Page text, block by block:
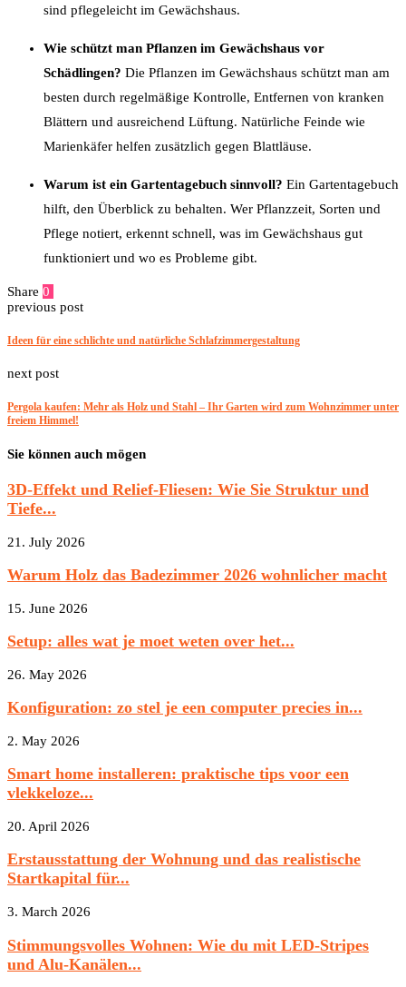
sind pflegeleicht im Gewächshaus.
Wie schützt man Pflanzen im Gewächshaus vor
Schädlingen? Die Pflanzen im Gewächshaus schützt man am
besten durch regelmäßige Kontrolle, Entfernen von kranken
Blättern und ausreichend Lüftung. Natürliche Feinde wie
Marienkäfer helfen zusätzlich gegen Blattläuse.
Warum ist ein Gartentagebuch sinnvoll? Ein Gartentagebuch
hilft, den Überblick zu behalten. Wer Pflanzzeit, Sorten und
Pflege notiert, erkennt schnell, was im Gewächshaus gut
funktioniert und wo es Probleme gibt.
Share 0
previous post
Ideen für eine schlichte und natürliche Schlafzimmergestaltung
next post
Pergola kaufen: Mehr als Holz und Stahl – Ihr Garten wird zum Wohnzimmer unter
freiem Himmel!
Sie können auch mögen
3D-Effekt und Relief-Fliesen: Wie Sie Struktur und
Tiefe...
21. July 2026
Warum Holz das Badezimmer 2026 wohnlicher macht
15. June 2026
Setup: alles wat je moet weten over het...
26. May 2026
Konfiguration: zo stel je een computer precies in...
2. May 2026
Smart home installeren: praktische tips voor een
vlekkeloze...
20. April 2026
Erstausstattung der Wohnung und das realistische
Startkapital für...
3. March 2026
Stimmungsvolles Wohnen: Wie du mit LED-Stripes
und Alu-Kanälen...